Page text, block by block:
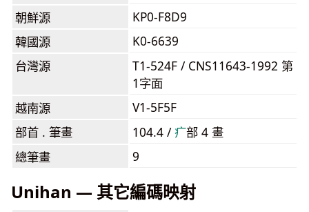
朝鮮源
KP0-F8D9
韓國源
K0-6639
台灣源
T1-524F / CNS11643-1992 第
1字面
越南源
V1-5F5F
部首 . 筆畫
104.4 /⽧部 4 畫
總筆畫
9
Unihan — 其它編碼映射